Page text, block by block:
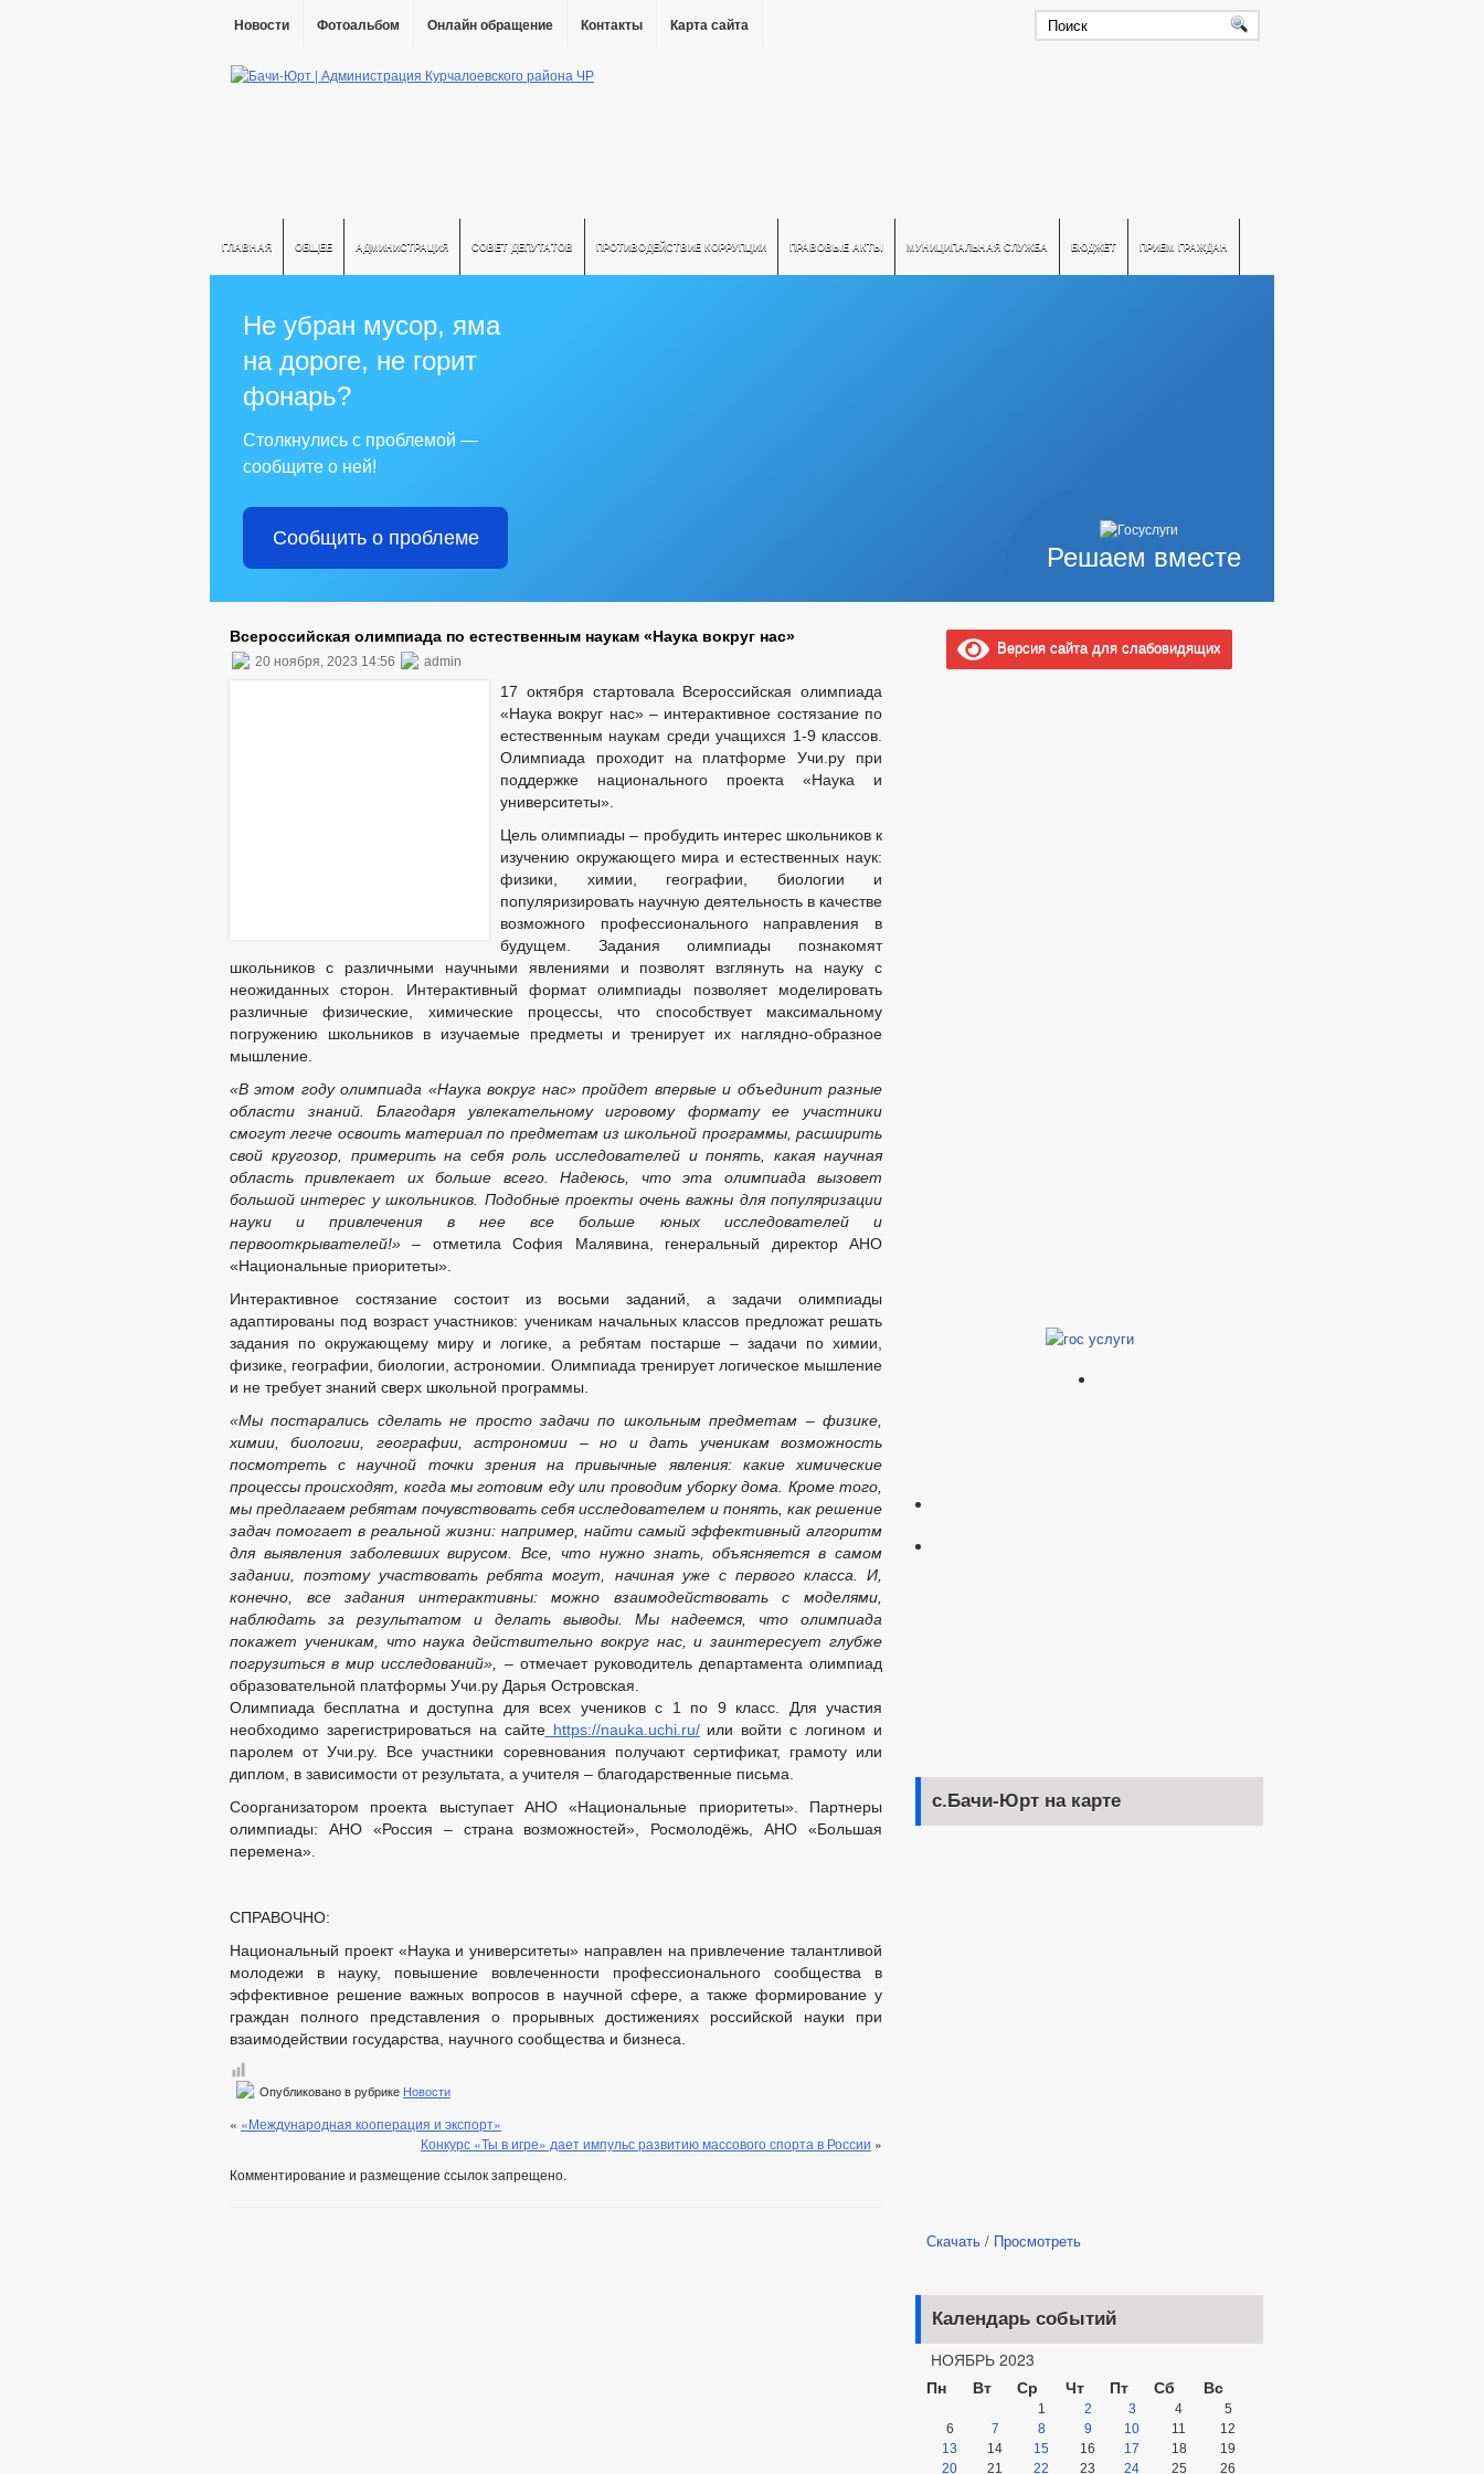
Новости Фотоальбом Онлайн обращение Контакты Карта сайта
ГЛАВНАЯ ОБЩЕЕ АДМИНИСТРАЦИЯ СОВЕТ ДЕПУТАТОВ ПРОТИВОДЕЙСТВИЕ КОРРУПЦИИ ПРАВОВЫЕ АКТЫ МУНИЦИПАЛЬНАЯ СЛУЖБА БЮДЖЕТ ПРИЕМ ГРАЖДАН
Решаем вместе
Не убран мусор, яма
на дороге, не горит
фонарь?
Столкнулись с проблемой —
сообщите о ней!
Сообщить о проблеме
Всероссийская олимпиада по естественным наукам «Наука вокруг нас»
20 ноября, 2023 14:56 admin
17 октября стартовала Всероссийская олимпиада
«Наука вокруг нас» – интерактивное состязание по
естественным наукам среди учащихся 1-9 классов.
Олимпиада проходит на платформе Учи.ру при
поддержке национального проекта «Наука и
университеты».
Цель олимпиады – пробудить интерес школьников к
изучению окружающего мира и естественных наук:
физики, химии, географии, биологии и
популяризировать научную деятельность в качестве
возможного профессионального направления в
будущем. Задания олимпиады познакомят
школьников с различными научными явлениями и позволят взглянуть на науку с
неожиданных сторон. Интерактивный формат олимпиады позволяет моделировать
различные физические, химические процессы, что способствует максимальному
погружению школьников в изучаемые предметы и тренирует их наглядно-образное
мышление.
«В этом году олимпиада «Наука вокруг нас» пройдет впервые и объединит разные
области знаний. Благодаря увлекательному игровому формату ее участники
смогут легче освоить материал по предметам из школьной программы, расширить
свой кругозор, примерить на себя роль исследователей и понять, какая научная
область привлекает их больше всего. Надеюсь, что эта олимпиада вызовет
большой интерес у школьников. Подобные проекты очень важны для популяризации
науки и привлечения в нее все больше юных исследователей и
первооткрывателей!» – отметила София Малявина, генеральный директор АНО
«Национальные приоритеты».
Интерактивное состязание состоит из восьми заданий, а задачи олимпиады
адаптированы под возраст участников: ученикам начальных классов предложат решать
задания по окружающему миру и логике, а ребятам постарше – задачи по химии,
физике, географии, биологии, астрономии. Олимпиада тренирует логическое мышление
и не требует знаний сверх школьной программы.
«Мы постарались сделать не просто задачи по школьным предметам – физике,
химии, биологии, географии, астрономии – но и дать ученикам возможность
посмотреть с научной точки зрения на привычные явления: какие химические
процессы происходят, когда мы готовим еду или проводим уборку дома. Кроме того,
мы предлагаем ребятам почувствовать себя исследователем и понять, как решение
задач помогает в реальной жизни: например, найти самый эффективный алгоритм
для выявления заболевших вирусом. Все, что нужно знать, объясняется в самом
задании, поэтому участвовать ребята могут, начиная уже с первого класса. И,
конечно, все задания интерактивны: можно взаимодействовать с моделями,
наблюдать за результатом и делать выводы. Мы надеемся, что олимпиада
покажет ученикам, что наука действительно вокруг нас, и заинтересует глубже
погрузиться в мир исследований»,
– отмечает руководитель департамента олимпиад
образовательной платформы Учи.ру Дарья Островская.
Олимпиада бесплатна и доступна для всех учеников с 1 по 9 класс. Для участия
необходимо зарегистрироваться на сайтеhttps://nauka.uchi.ru/или войти с логином и
паролем от Учи.ру. Все участники соревнования получают сертификат, грамоту или
диплом, в зависимости от результата, а учителя – благодарственные письма.
Соорганизатором проекта выступает АНО «Национальные приоритеты». Партнеры
олимпиады: АНО «Россия – страна возможностей», Росмолодёжь, АНО «Большая
перемена».
СПРАВОЧНО:
Национальный проект «Наука и университеты» направлен на привлечение талантливой
молодежи в науку, повышение вовлеченности профессионального сообщества в
эффективное решение важных вопросов в научной сфере, а также формирование у
граждан полного представления о прорывных достижениях российской науки при
взаимодействии государства, научного сообщества и бизнеса.
Опубликовано в рубрике Новости
« «Международная кооперация и экспорт»
Конкурс «Ты в игре» дает импульс развитию массового спорта в России »
Комментирование и размещение ссылок запрещено.
Версия сайта для слабовидящих
с.Бачи-Юрт на карте
Скачать / Просмотреть
Календарь событий
НОЯБРЬ 2023
Пн
Вт Ср Чт Пт Сб Вс
1 2 3 4
5
6
7 8 9 10 11
12
13
14 15 16 17 18
19
20
21 22 23 24 25 26